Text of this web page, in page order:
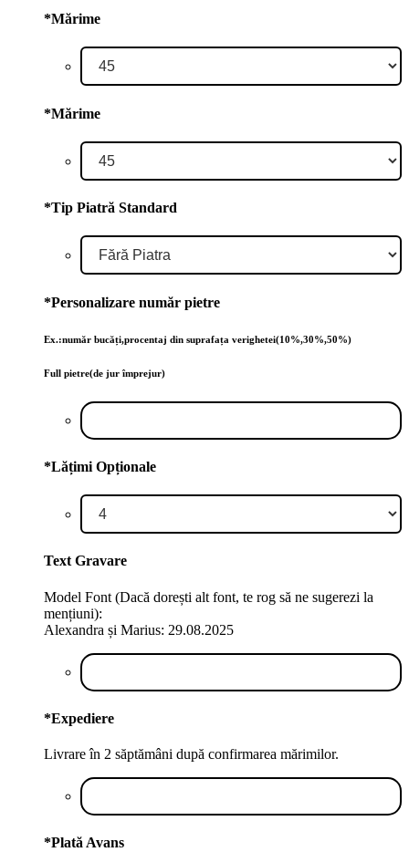
*Mărime
*Mărime
*Tip Piatră Standard
*Personalizare număr pietre
Ex.:număr bucăți,procentaj din suprafața verighetei(10%,30%,50%)
Full pietre(de jur împrejur)
*Lățimi Opționale
Text Gravare
Model Font (Dacă dorești alt font, te rog să ne sugerezi la
mențiuni):
Alexandra și Marius: 29.08.2025
*Expediere
Livrare în 2 săptămâni după confirmarea mărimilor.
*Plată Avans